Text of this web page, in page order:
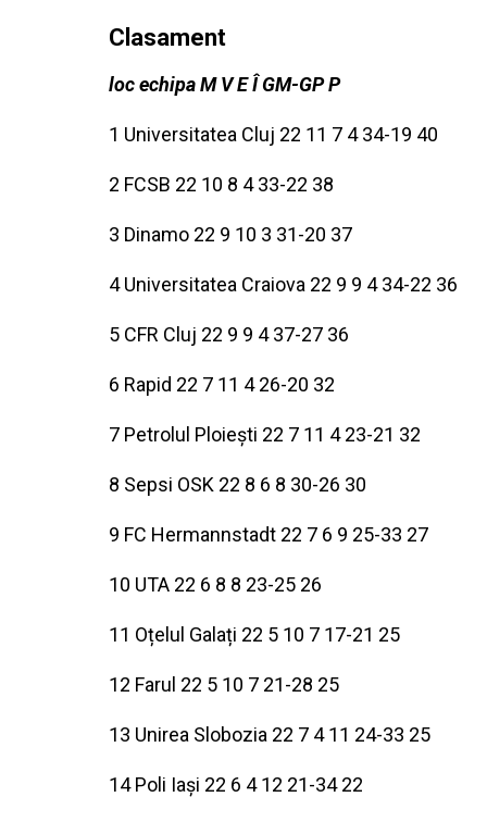
Clasament
loc echipa M V E Î GM-GP P
1 Universitatea Cluj 22 11 7 4 34-19 40
2 FCSB 22 10 8 4 33-22 38
3 Dinamo 22 9 10 3 31-20 37
4 Universitatea Craiova 22 9 9 4 34-22 36
5 CFR Cluj 22 9 9 4 37-27 36
6 Rapid 22 7 11 4 26-20 32
7 Petrolul Ploiești 22 7 11 4 23-21 32
8 Sepsi OSK 22 8 6 8 30-26 30
9 FC Hermannstadt 22 7 6 9 25-33 27
10 UTA 22 6 8 8 23-25 26
11 Oțelul Galați 22 5 10 7 17-21 25
12 Farul 22 5 10 7 21-28 25
13 Unirea Slobozia 22 7 4 11 24-33 25
14 Poli Iași 22 6 4 12 21-34 22